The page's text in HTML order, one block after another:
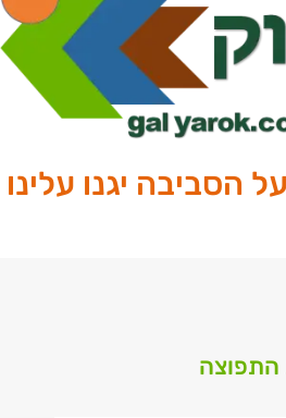
הסביבה יגנו עלינו